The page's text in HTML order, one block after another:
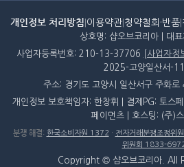
개인정보 처리방침 이용약관 청약철회·반품
상호명: 샵오브코리아 | 대표
사업자등록번호: 210-13-37706
[사업자정
2025-고양일산서-
주소: 경기도 고양시 일산서구 주화
개인정보 보호책임자: 한창휘 | 결제PG: 토스
페이먼츠 | 호스팅: (주)
분쟁 해결: 한국소비자원 1372 · 전자거래분쟁조정위
위원회 1833-
Copyright © 샵오브코리아. All